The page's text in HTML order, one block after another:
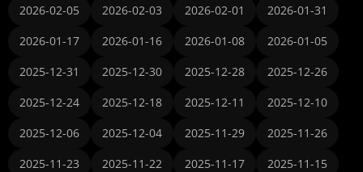
2026-02-05
2026-02-03 2026-02-01
2026-01-31
2026-01-17
2026-01-16 2026-01-08
2026-01-05
2025-12-31
2025-12-30 2025-12-28
2025-12-26
2025-12-24
2025-12-18 2025-12-11
2025-12-10
2025-12-06
2025-12-04 2025-11-29
2025-11-26
2025-11-23
2025-11-22 2025-11-17
2025-11-15